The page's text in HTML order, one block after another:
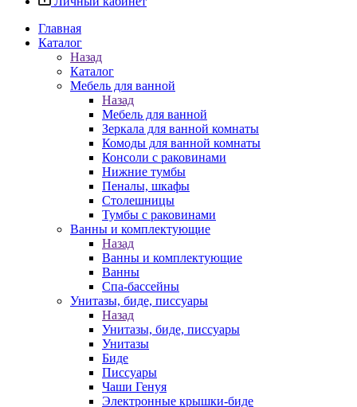
Главная
Каталог
Назад
Каталог
Мебель для ванной
Назад
Мебель для ванной
Зеркала для ванной комнаты
Комоды для ванной комнаты
Консоли с раковинами
Нижние тумбы
Пеналы, шкафы
Столешницы
Тумбы с раковинами
Ванны и комплектующие
Назад
Ванны и комплектующие
Ванны
Спа-бассейны
Унитазы, биде, писсуары
Назад
Унитазы, биде, писсуары
Унитазы
Биде
Писсуары
Чаши Генуя
Электронные крышки-биде